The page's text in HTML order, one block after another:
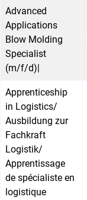
Advanced
Applications
Blow Molding
Specialist
(m/f/d)|
Apprenticeship
in Logistics/
Ausbildung zur
Fachkraft
Logistik/
Apprentissage
de spécialiste en
logistique